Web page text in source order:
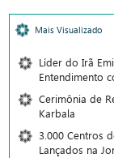
Mais Visualizado
Líder do Irã
Entendimento
Cerimônia de
Karbala
3.000 Centros
Lançados na